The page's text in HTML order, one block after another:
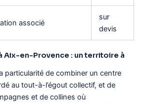
associé
sur
devis
Aix-en-Provence : un territoire à
particularité de combiner un centre
au tout-à-l’égout collectif, et de
et de collines où